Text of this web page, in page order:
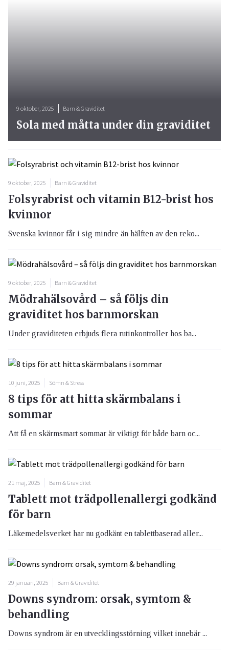
9 oktober, 2025 Barn & Graviditet
Sola med måtta under din graviditet
9 oktober, 2025 Barn & Graviditet
Folsyrabrist och vitamin B12-brist hos
kvinnor
Svenska kvinnor får i sig mindre än hälften av den reko...
9 oktober, 2025 Barn & Graviditet
Mödrahälsovård – så följs din
graviditet hos barnmorskan
Under graviditeten erbjuds flera rutinkontroller hos ba...
10 juni, 2025 Sömn & Stress
8 tips för att hitta skärmbalans i
sommar
Att få en skärmsmart sommar är viktigt för både barn oc...
21 maj, 2025 Barn & Graviditet
Tablett mot trädpollenallergi godkänd
för barn
Läkemedelsverket har nu godkänt en tablettbaserad aller...
29 januari, 2025 Barn & Graviditet
Downs syndrom: orsak, symtom &
behandling
Downs syndrom är en utvecklingsstörning vilket innebär ...